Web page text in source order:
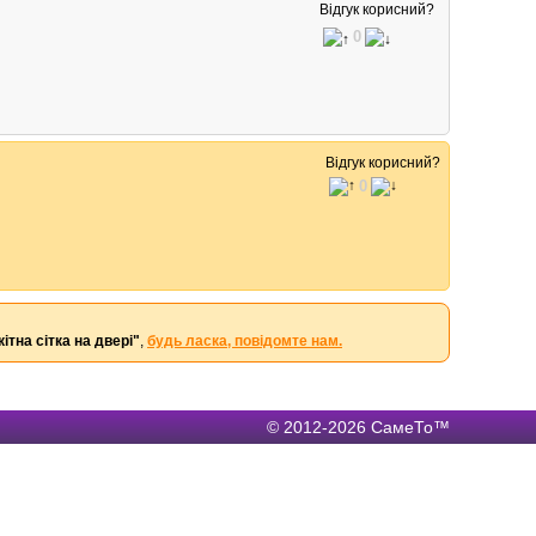
Відгук корисний?
0
Відгук корисний?
0
сітка на двері", будь ласка, повідомте нам.
© 2012-2026 СамеТо™